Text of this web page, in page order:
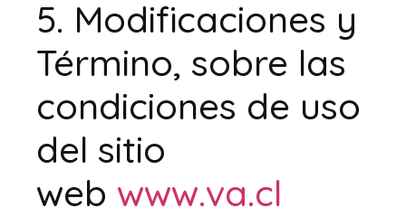
5. Modificaciones y
Término, sobre las
condiciones de uso
del sitio
web www.va.cl